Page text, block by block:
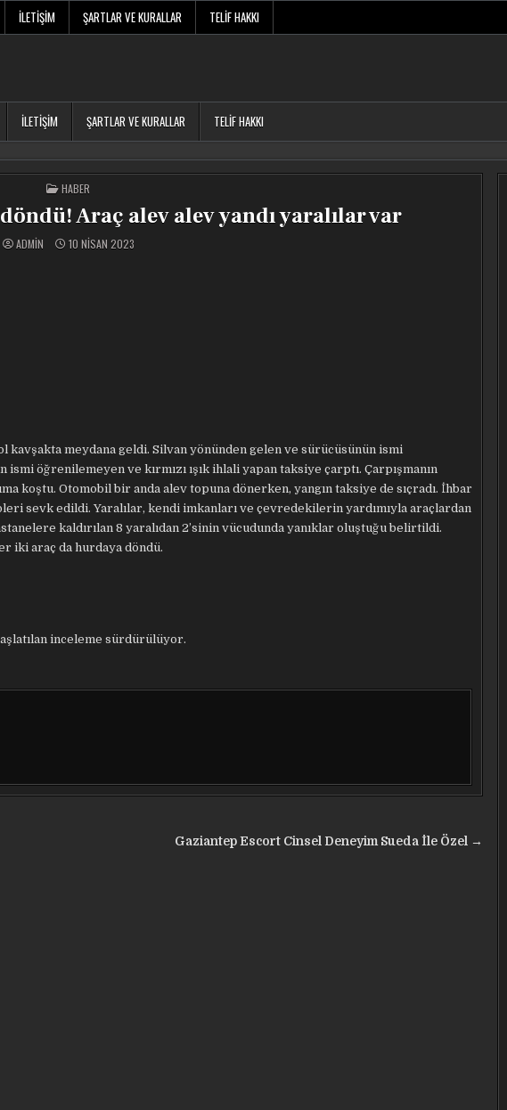
İLETIŞIM ŞARTLAR VE KURALLAR TELIF HAKKI
İLETIŞIM ŞARTLAR VE KURALLAR TELIF HAKKI
POSTED
IN
HABER
döndü! Araç alev alev yandı yaralılar var
ADMIN 10 NISAN 2023
kavşakta meydana geldi. Silvan yönünden gelen ve sürücüsünün ismi
öğrenilemeyen ve kırmızı ışık ihlali yapan taksiye çarptı. Çarpışmanın
koştu. Otomobil bir anda alev topuna dönerken, yangın taksiye de sıçradı. İhbar
sevk edildi. Yaralılar, kendi imkanları ve çevredekilerin yardımıyla araçlardan
kaldırılan 8 yaralıdan 2’sinin vücudunda yanıklar oluştuğu belirtildi.
iki araç da hurdaya döndü.
inceleme sürdürülüyor.
Gaziantep Escort Cinsel Deneyim Sueda İle Özel →